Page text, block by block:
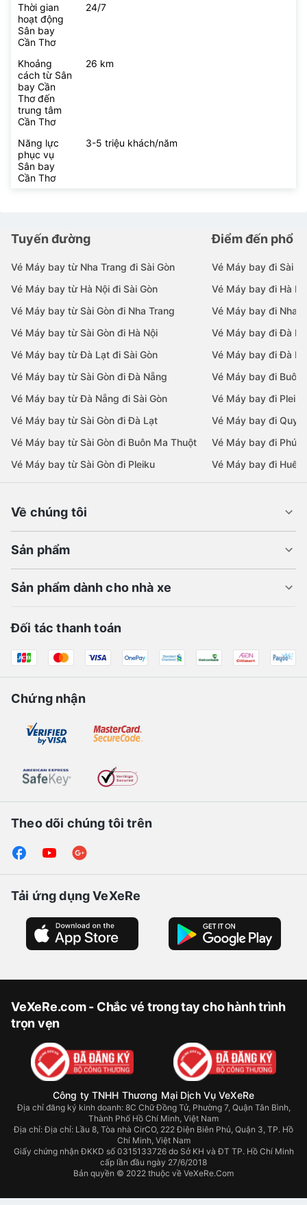
Thời gian
hoạt động
Sân bay
Cần Thơ
24/7
Khoảng
cách từ Sân
bay Cần
Thơ đến
trung tâm
Cần Thơ
26 km
Năng lực
phục vụ
Sân bay
Cần Thơ
3-5 triệu khách/năm
Tuyến đường
Vé Máy bay từ Nha Trang đi Sài Gòn
Vé Máy bay từ Hà Nội đi Sài Gòn
Vé Máy bay từ Sài Gòn đi Nha Trang
Vé Máy bay từ Sài Gòn đi Hà Nội
Vé Máy bay từ Đà Lạt đi Sài Gòn
Vé Máy bay từ Sài Gòn đi Đà Nẵng
Vé Máy bay từ Đà Nẵng đi Sài Gòn
Vé Máy bay từ Sài Gòn đi Đà Lạt
Vé Máy bay từ Sài Gòn đi Buôn Ma Thuột
Vé Máy bay từ Sài Gòn đi Pleiku
Điểm đến phổ
Vé Máy bay đi Sài
Vé Máy bay đi Hà
Vé Máy bay đi Nha
Vé Máy bay đi Đà
Vé Máy bay đi Đà
Vé Máy bay đi Buôn
Vé Máy bay đi Pleiku
Vé Máy bay đi Quy
Vé Máy bay đi Phú
Vé Máy bay đi Huế
Về chúng tôi
Sản phẩm
Sản phẩm dành cho nhà xe
Đối tác thanh toán
Chứng nhận
Theo dõi chúng tôi trên
Tải ứng dụng VeXeRe
VeXeRe.com - Chắc vé trong tay cho hành trình
trọn vẹn
Công ty TNHH Thương Mại Dịch Vụ VeXeRe
Địa chỉ đăng ký kinh doanh: 8C Chữ Đồng Tử, Phường 7, Quận Tân Bình,
Thành Phố Hồ Chí Minh, Việt Nam
Địa chỉ:Địa chỉ: Lầu 8, Tòa nhà CirCO, 222 Điện Biên Phủ, Quận 3, TP. Hồ
Chí Minh, Việt Nam
Giấy chứng nhận ĐKKD số 0315133726 do Sở KH và ĐT TP. Hồ Chí Minh
cấp lần đầu ngày 27/6/2018
Bản quyền © 2022 thuộc về VeXeRe.Com